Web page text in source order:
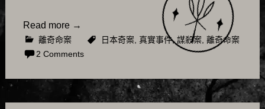
Read more →
離奇命案 日本奇案, 真實事件,謀殺案, 離奇命案
2 Comments